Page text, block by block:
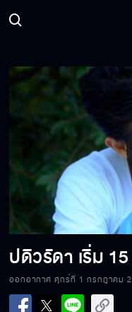
ปดิวรัดา เริ่ม
ออกอากาศ ศุกร์ที่ 1 กรกฎาคม
ถ้
รั
ถ้